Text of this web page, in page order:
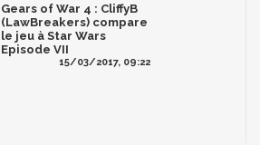
Gears of War 4 : CliffyB
(LawBreakers) compare
le jeu à Star Wars
Episode VII
15/03/2017, 09:22